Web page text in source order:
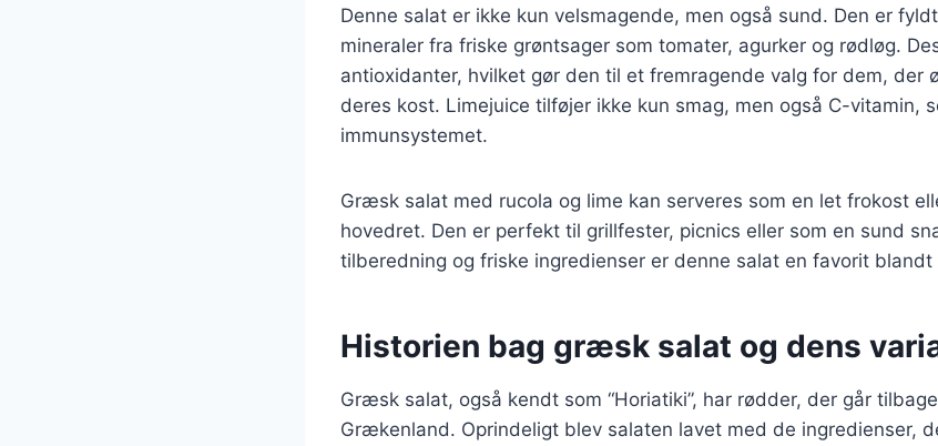
Denne salat er ikke kun velsmagende, men også sund. Den er
mineraler fra friske grøntsager som tomater, agurker og rødløg.
antioxidanter, hvilket gør den til et fremragende valg for dem, der
deres kost. Limejuice tilføjer ikke kun smag, men også C-vitamin,
immunsystemet.
Græsk salat med rucola og lime kan serveres som en let frokost
hovedret. Den er perfekt til grillfester, picnics eller som en sund
tilberedning og friske ingredienser er denne salat en favorit blandt
Historien bag græsk salat og dens
Græsk salat, også kendt som “Horiatiki”, har rødder, der går
Grækenland. Oprindeligt blev salaten lavet med de ingredienser,